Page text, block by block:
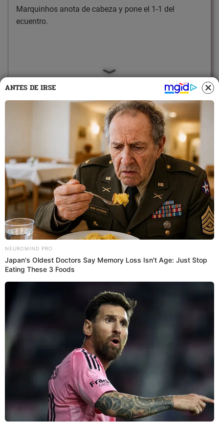
Marquinhos anota de cabeza y pone el 1-1 del
ecuentro.
3/4/2024
Alianza Lima vs. Fluminense: 61'
Ataque blanquiazul
Juan Pablo Freytes lanzó un tiro que complicó al
portero visitante.
20:57
Alianza Lima vs. Fluminense: 60'
Cambios en Fluminense
Entra Douglas Costa y sale Felipe Melo
Entra Kaua Elías y sale Marcelo
Alianza Lima vs. Fluminense: 57'
Falta contra Serna
Felipe Melo, capitán del equipo brasileño, fue
amonestado con tarjeta amarilla por una dura falta
ANTES DE IRSE